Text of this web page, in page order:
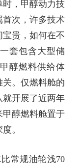
，甲醇动力技
次，许多技术
贵，如何在不
套包含大型储
醇燃料供给体
。仅燃料舱的
就开展了近两年
甲醇燃料舱置于
。
常规油轮浅70